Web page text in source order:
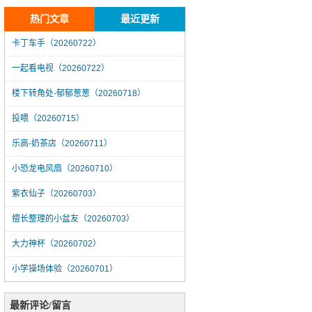
热门文章 最近更新
卡丁车手（20260722）
一起看电视（20260722）
楼下转角处-郁郁葱葱（20260718）
投喂（20260715）
乐高-奶茶店（20260711）
小恐龙电风扇（20260710）
紫衣仙子（20260703）
擅长整理的小盆友（20260703）
大力神杯（20260702）
小学操场体验（20260701）
一起看电视（20260722）
最新评论/留言